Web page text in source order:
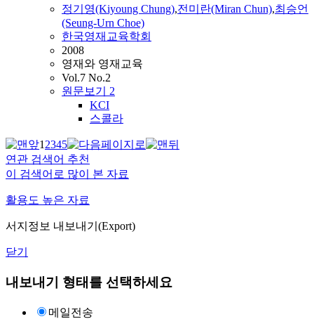
정기영(Kiyoung Chung),전미란(Miran Chun),최승언
(Seung-Urn Choe)
한국영재교육학회
2008
영재와 영재교육
Vol.7 No.2
원문보기 2
KCI
스콜라
12345
연관 검색어 추천
이 검색어로 많이 본 자료
활용도 높은 자료
서지정보 내보내기(Export)
닫기
내보내기 형태를 선택하세요
메일전송